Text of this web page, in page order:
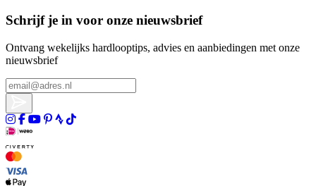
Schrijf je in voor onze nieuwsbrief
Ontvang wekelijks hardlooptips, advies en aanbiedingen met onze
nieuwsbrief